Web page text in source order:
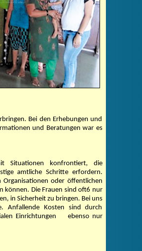
Bei den Erhebungen und
und Beratungen war es
Situationen konfrontiert, die
amtliche Schritte erfordern.
Organisationen oder öffentlichen
können. Die Frauen sind oft6 nur
in Sicherheit zu bringen. Bei uns
Anfallende Kosten sind durch
Einrichtungen
ebenso nur